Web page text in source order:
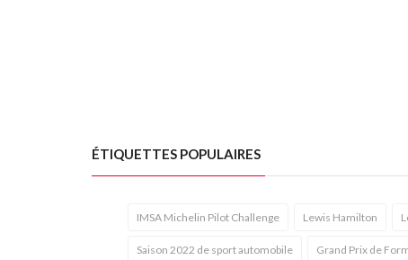
ÉTIQUETTES POPULAIRES
IMSA Michelin Pilot Challenge Lewis Hamilton
Saison 2022 de sport automobile Grand Prix de